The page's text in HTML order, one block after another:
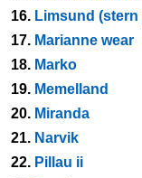
16. Limsund (stern
17. Marianne wear
18. Marko
19. Memelland
20. Miranda
21. Narvik
22. Pillau ii